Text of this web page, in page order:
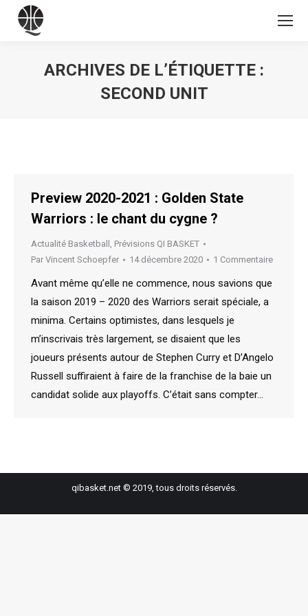
ARCHIVES DE L’ÉTIQUETTE :
SECOND UNIT
Preview 2020-2021 : Golden State
Warriors : le chant du cygne ?
Actualité Basketball , Prévisions QI BASKET
Par Vincent Schoepfer 14 décembre 2020 1 Commentaire
Avant même qu’elle ne commence, nous savions que
la saison 2019 – 2020 des Warriors serait spéciale, a
minima. Certains optimistes, dans lesquels je
m’inscrivais très largement, se disaient que les
joueurs présents autour de Stephen Curry et D’Angelo
Russell suffiraient à faire de la franchise de la baie un
candidat solide aux playoffs. C’était sans compter…
qibasket.net © 2019, tous droits réservés.